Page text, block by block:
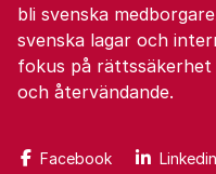
bli svenska
svenska lagar och
fokus på
och återvändande.
Facebook Linkedin